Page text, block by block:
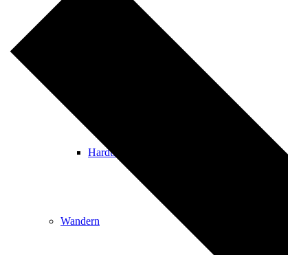
Hardtbergturm
Wandern